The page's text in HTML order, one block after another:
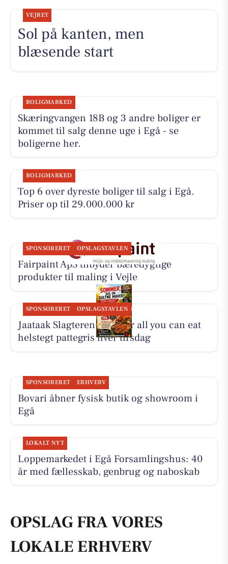
VEJRET
Sol på kanten, men
blæsende start
BOLIGMARKED
Skæringvangen 18B og 3 andre boliger er
kommet til salg denne uge i Egå - se
boligerne her.
BOLIGMARKED
Top 6 over dyreste boliger til salg i Egå.
Priser op til 29.000.000 kr
SPONSORERET OPSLAGSTAVLEN
Fairpaint ApS tilbyder bæredygtige
produkter til maling i Vejle
SPONSORERET OPSLAGSTAVLEN
Jaataak Slagteren serverer all you can eat
helstegt pattegris hver tirsdag
SPONSORERET ERHVERV
Bovari åbner fysisk butik og showroom i
Egå
LOKALT NYT
Loppemarkedet i Egå Forsamlingshus: 40
år med fællesskab, genbrug og naboskab
OPSLAG FRA VORES
LOKALE ERHVERV